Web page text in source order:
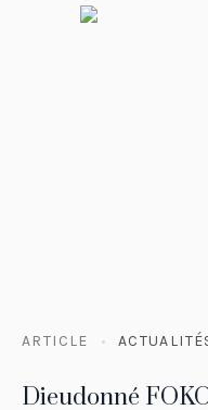
ARTICLE
Dieudonné